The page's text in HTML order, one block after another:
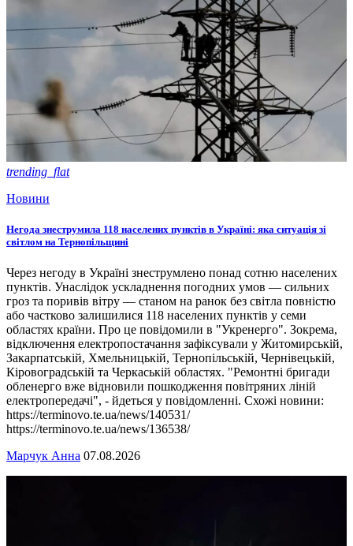
trending_flat
Новини
Негода знеструмила 118 населених пунктів в Україні: яка ситуація зі
світлом на Тернопільщині
Через негоду в Україні знеструмлено понад сотню населених
пунктів. Унаслідок ускладнення погодних умов — сильних
гроз та поривів вітру — станом на ранок без світла повністю
або частково залишилися 118 населених пунктів у семи
областях країни. Про це повідомили в "Укренерго". Зокрема,
відключення електропостачання зафіксували у Житомирській,
Закарпатській, Хмельницькій, Тернопільській, Чернівецькій,
Кіровоградській та Черкаській областях. "Ремонтні бригади
обленерго вже відновили пошкодження повітряних ліній
електропередачі", - йдеться у повідомленні. Схожі новини:
https://terminovo.te.ua/news/140531/
https://terminovo.te.ua/news/136538/
Марчук Анна 07.08.2026